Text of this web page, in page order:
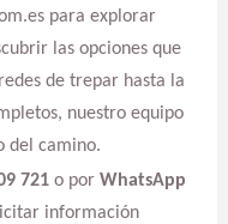
para explorar
las opciones que
de trepar hasta la
nuestro equipo
del camino.
721o por WhatsApp
información